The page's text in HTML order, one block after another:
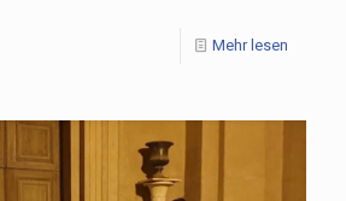
Mehr lesen